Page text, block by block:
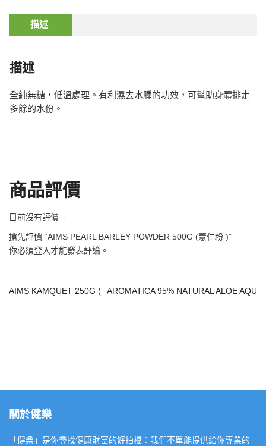
描述
描述
全純無糖，低溫處理。有利濕去水腫的功效，可幫助身體排走
多餘的水份。
商品評價
目前沒有評價。
搶先評價 “AIMS PEARL BARLEY POWDER 500G (薏仁粉 )”
你必須登入才能發表評論。
AIMS KAMQUET 250G ( AROMATICA 95% NATURAL ALOE AQU
關於健樂
「健樂」是你尋找健康財富的好拍檔：我們不單能提供給你專業的